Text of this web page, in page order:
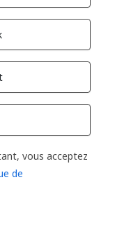
vous acceptez
de